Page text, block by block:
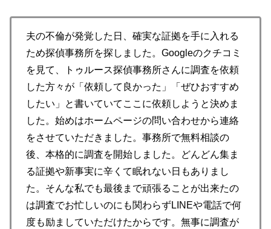
夫の不倫が発覚した日、確実な証拠を手に入れる
ため探偵事務所を探しました。Googleのクチコミ
を見て、トゥルース探偵事務所さんに調査を依頼
した方々が「依頼して良かった」「ぜひおすすめ
したい」と書いていてここに依頼しようと決めま
した。始めはホームページの問い合わせから連絡
をさせていただきました。事務所で無料相談の
後、本格的に調査を開始しました。どんどん集ま
る証拠や新事実に辛くて眠れない日もありまし
た。そんな私でも最後まで頑張ることが出来たの
は調査でお忙しいのにも関わらずLINEや電話で何
度も励ましていただけたからです。無事に調査が